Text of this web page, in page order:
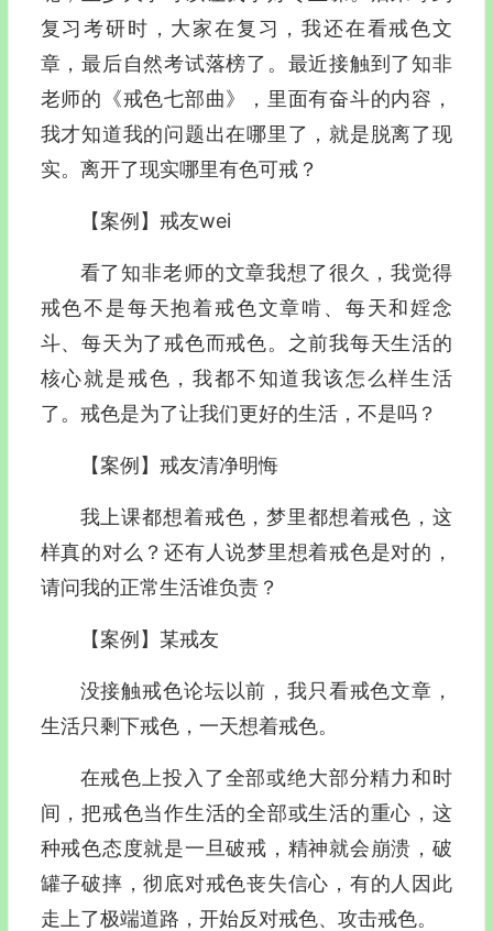
复习考研时，大家在复习，我还在看戒色文
章，最后自然考试落榜了。最近接触到了知非
老师的《戒色七部曲》，里面有奋斗的内容，
我才知道我的问题出在哪里了，就是脱离了现
实。离开了现实哪里有色可戒？
【案例】戒友wei
看了知非老师的文章我想了很久，我觉得
戒色不是每天抱着戒色文章啃、每天和婬念
斗、每天为了戒色而戒色。之前我每天生活的
核心就是戒色，我都不知道我该怎么样生活
了。戒色是为了让我们更好的生活，不是吗？
【案例】戒友清净明悔
我上课都想着戒色，梦里都想着戒色，这
样真的对么？还有人说梦里想着戒色是对的，
请问我的正常生活谁负责？
【案例】某戒友
没接触戒色论坛以前，我只看戒色文章，
生活只剩下戒色，一天想着戒色。
在戒色上投入了全部或绝大部分精力和时
间，把戒色当作生活的全部或生活的重心，这
种戒色态度就是一旦破戒，精神就会崩溃，破
罐子破摔，彻底对戒色丧失信心，有的人因此
走上了极端道路，开始反对戒色、攻击戒色。